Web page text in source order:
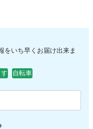
をいち早くお届け出来ま
自転車